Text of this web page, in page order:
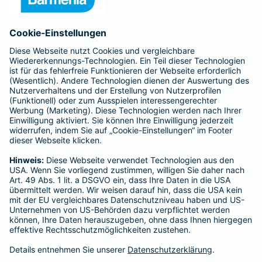
Barmenia ist Teil der BarmeniaGothaer
BELIEBTE SEITEN
Kranken-Zusatzversicherung
Tierversicherungen
Haftpflichtversicherung
Hausratversicherung
Adresse ändern
Schaden melden
Kilometerstandsmeldung
Serviceübersicht